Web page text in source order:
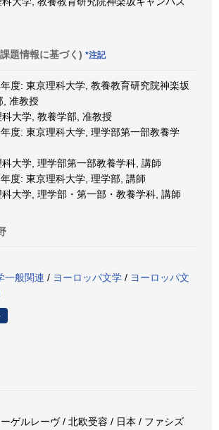
題情報に基づく) *注記
度: 東京理科大学, 教養教育研究院神楽坂
, 准教授
大学, 教養学部, 准教授
度: 東京理科大学, 理学部第一部教養学
大学, 理学部第一部教養学科, 講師
度: 東京理科大学, 理学部, 講師
大学, 理学部・第一部・教養学科, 講師
一般関連 / ヨーロッパ文学 / ヨーロッパ文
ゲルレーヴ / 北欧受容 / 日本 / ファシズ